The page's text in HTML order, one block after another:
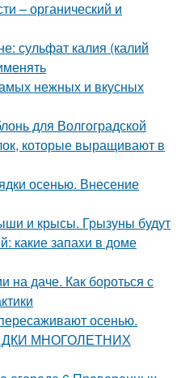
– органический и
сульфат калия (калий
нежных и вкусных
для Волгоградской
которые выращивают в
осенью. Внесение
и крысы. Грызуны будут
какие запахи в доме
на даче. Как бороться с
осенью.
МНОГОЛЕТНИХ